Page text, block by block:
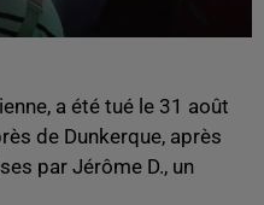
a été tué le 31 août
de Dunkerque, après
par Jérôme D., un